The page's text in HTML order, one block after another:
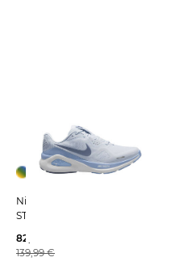
Nike | Damen Laufschuhe
STRUCTURE 26
82,99 €
139,99 €